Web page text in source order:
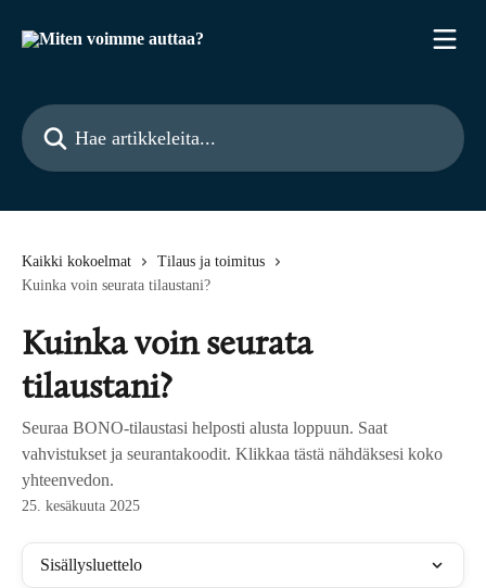
Hae artikkeleita...
Kaikki kokoelmat
Tilaus ja toimitus
Kuinka voin seurata tilaustani?
Kuinka voin seurata
tilaustani?
Seuraa BONO-tilaustasi helposti alusta loppuun. Saat
vahvistukset ja seurantakoodit. Klikkaa tästä nähdäksesi koko
yhteenvedon.
25. kesäkuuta 2025
Sisällysluettelo